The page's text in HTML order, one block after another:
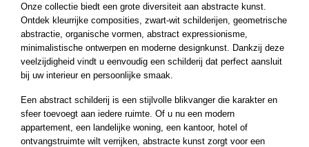
Onze collectie biedt een grote diversiteit aan abstracte kunst.
Ontdek kleurrijke composities, zwart-wit schilderijen, geometrische
abstractie, organische vormen, abstract expressionisme,
minimalistische ontwerpen en moderne designkunst. Dankzij deze
veelzijdigheid vindt u eenvoudig een schilderij dat perfect aansluit
bij uw interieur en persoonlijke smaak.
Een abstract schilderij is een stijlvolle blikvanger die karakter en
sfeer toevoegt aan iedere ruimte. Of u nu een modern
appartement, een landelijke woning, een kantoor, hotel of
ontvangstruimte wilt verrijken, abstracte kunst zorgt voor een